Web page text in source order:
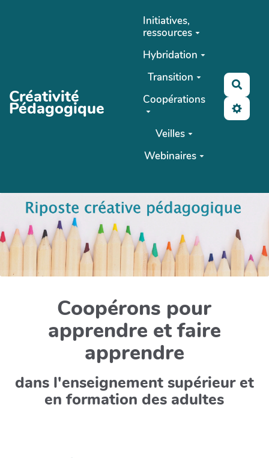
Créativité
Pédagogique
Initiatives,
ressources
Hybridation
Transition
Coopérations
Veilles
Webinaires
Coopérons pour
apprendre et faire
apprendre
dans l'enseignement supérieur et
en formation des adultes